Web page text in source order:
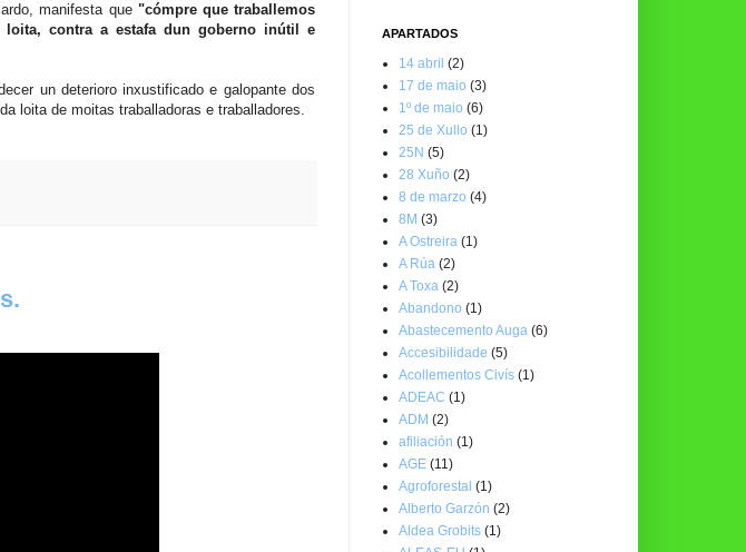
manifesta que "cómpre que traballemos
loita, contra a estafa dun goberno inútil e
un deterioro inxustificado e galopante dos
loita de moitas traballadoras e traballadores.
APARTADOS
14 abril (2)
17 de maio (3)
1º de maio (6)
25 de Xullo (1)
25N (5)
28 Xuño (2)
8 de marzo (4)
8M (3)
A Ostreira (1)
A Rúa (2)
A Toxa (2)
Abandono (1)
Abastecemento Auga (6)
Accesibilidade (5)
Acollementos Civís (1)
ADEAC (1)
ADM (2)
afiliación (1)
AGE (11)
Agroforestal (1)
Alberto Garzón (2)
Aldea Grobits (1)